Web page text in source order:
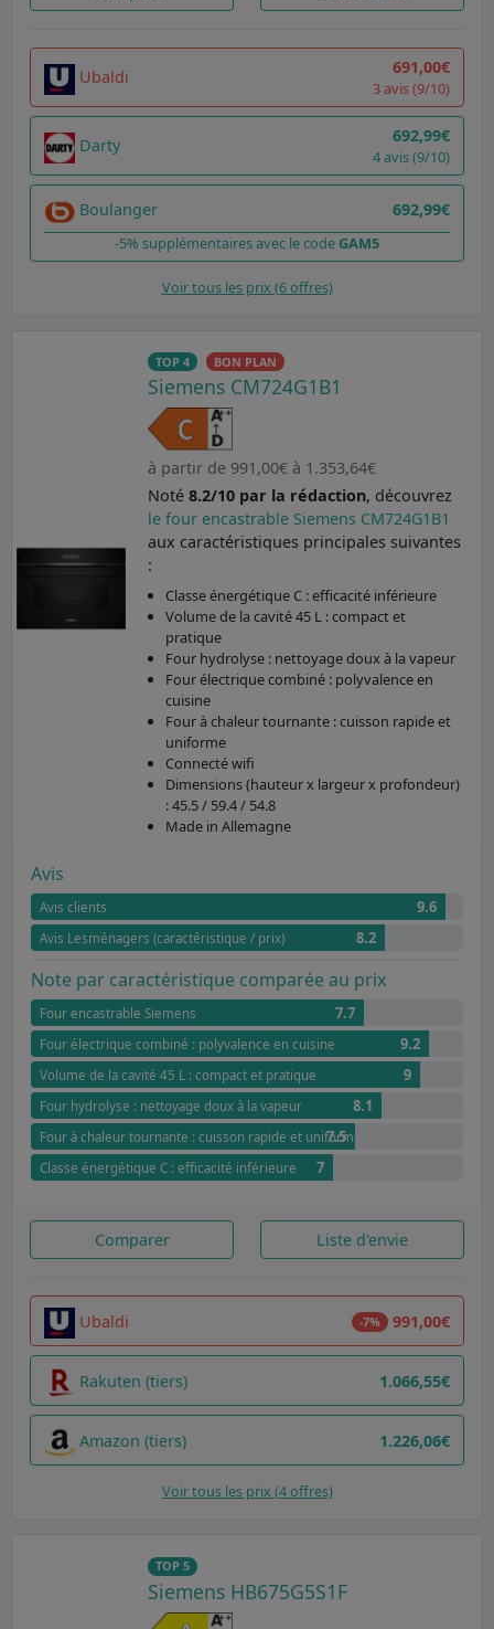
Ubaldi 691,00€
3 avis (9/10)
Darty 692,99€
4 avis (9/10)
Boulanger 692,99€
-5% supplémentaires avec le codeGAM5
Voir tous les prix (6 offres)
TOP 4 BON PLAN
Siemens CM724G1B1
à partir de 991,00€ à 1.353,64€
Noté 8.2/10 par la rédaction, découvrez
le four encastrable Siemens CM724G1B1
aux caractéristiques principales suivantes
:
Classe énergétique C : efficacité inférieure
Volume de la cavité 45 L : compact et
pratique
Four hydrolyse : nettoyage doux à la vapeur
Four électrique combiné : polyvalence en
cuisine
Four à chaleur tournante : cuisson rapide et
uniforme
Connecté wifi
Dimensions (hauteur x largeur x profondeur)
: 45.5 / 59.4 / 54.8
Made in Allemagne
Avis
Avis clients 9.6
Avis Lesménagers (caractéristique / prix) 8.2
Note par caractéristique comparée au prix
Four encastrable Siemens 7.7
Four électrique combiné : polyvalence en cuisine 9.2
Volume de la cavité 45 L : compact et pratique 9
Four hydrolyse : nettoyage doux à la vapeur 8.1
Four à chaleur tournante : cuisson rapide et uniforme
7.5
Classe énergétique C : efficacité inférieure 7
Comparer Liste d'envie
Ubaldi -7% 991,00€
Rakuten (tiers) 1.066,55€
Amazon (tiers) 1.226,06€
Voir tous les prix (4 offres)
TOP 5
Siemens HB675G5S1F